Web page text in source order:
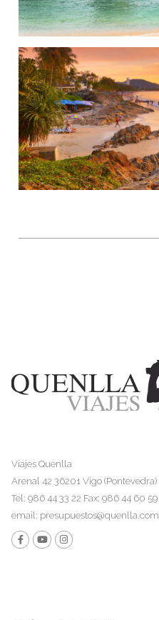
Viajes Quenlla
Arenal 42 36201 Vigo (Pontevedra)
Tel: 986 44 33 22 Fax: 986 44 60 59
email: presupuestos@quenlla.com